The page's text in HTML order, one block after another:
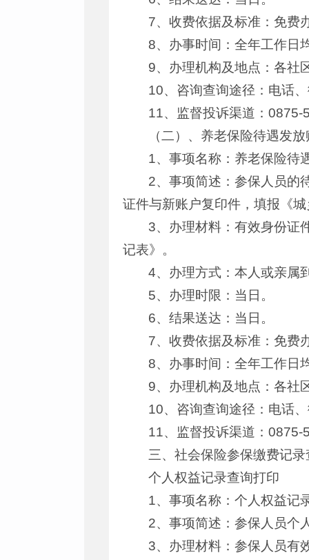
7、收费依据及标准：免费
8、办事时间：全年工作日
9、办理机构及地点：各社
10、咨询查询途径：电话
11、监督投诉渠道：0875-
（二）、养老保险待遇发
1、事项名称：养老保险待
2、事项简述：参保人员的
证件与新账户复印件，填报《
3、办理材料：有效身份证
记表》。
4、办理方式：本人或亲属
5、办理时限：当日。
6、结果送达：当日。
7、收费依据及标准：免费
8、办事时间：全年工作日
9、办理机构及地点：各社
10、咨询查询途径：电话
11、监督投诉渠道：0875-
三、社会保险参保缴费记录
个人权益记录查询打印
1、事项名称：个人权益记
2、事项简述：参保人员个
3、办理材料：参保人员有